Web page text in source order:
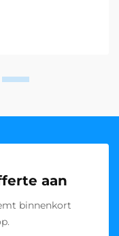
aan
binnenkort